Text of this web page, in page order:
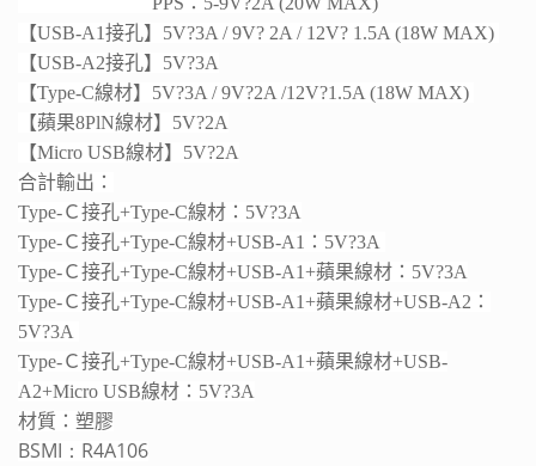
【USB-A1接孔】5V?3A / 9V? 2A / 12V? 1.5A (18W MAX)
【USB-A2接孔】5V?3A
【Type-C線材】5V?3A / 9V?2A /12V?1.5A (18W MAX)
【蘋果8PlN線材】5V?2A
【Micro USB線材】5V?2A
合計輸出：
Type-Ｃ接孔+Type-C線材：5V?3A
Type-Ｃ接孔+Type-C線材+USB-A1：5V?3A
Type-Ｃ接孔+Type-C線材+USB-A1+蘋果線材：5V?3A
Type-Ｃ接孔+Type-C線材+USB-A1+蘋果線材+USB-A2：
5V?3A
Type-Ｃ接孔+Type-C線材+USB-A1+蘋果線材+USB-
A2+Micro USB線材：5V?3A
材質：塑膠
BSMI： R4A106